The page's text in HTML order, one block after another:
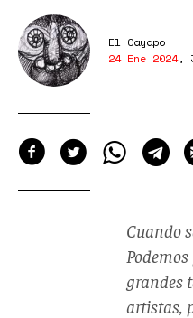
El Cayapo
24 Ene 2024,
Cuando
grandes
artistas,